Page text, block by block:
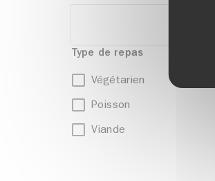
Type de repas
Végétarien
Poisson
Viande